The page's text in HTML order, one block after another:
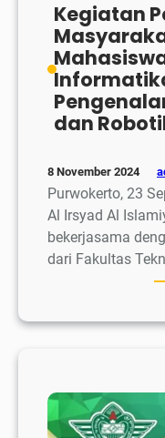
Kegiatan
dan
8 November 2024
Purwokerto, 23
Al Irsyad Al
bekerjasama
dari Fakultas